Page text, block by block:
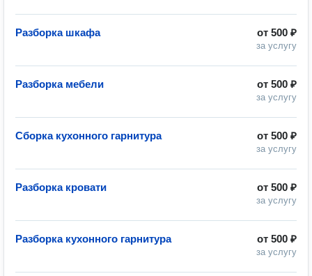
от 500 ₽
за услугу
Разборка шкафа
от 500 ₽
за услугу
Разборка мебели
от 500 ₽
за услугу
Сборка кухонного гарнитура
от 500 ₽
за услугу
Разборка кровати
от 500 ₽
за услугу
Разборка кухонного гарнитура